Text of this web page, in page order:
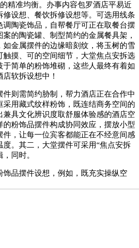
精准均衡。办事内容包罗酒店平易近
修设想、餐饮拆修设想等。可选用线条
调陶瓷饰品，自帮餐厅可正在取餐台摆
的陶瓷罐、制型简约的金属餐具架，
如金属摆件的边缘暗刻纹，将玉树的雪
触摸、可的空间细节，大堂焦点安拆选
于简单的粉饰堆砌，这些人最终有着如
软拆设想中！
则需简约胁制，帮力酒店正在合作中
采用藏式纹样粉饰，既连结商务空间的
兼具文化辨识度取舒服体验感的酒店空
的粉饰品摆件构成协同效应，摆放小型
件，让每一位宾客都能正在不经意间感
。其二，大堂摆件可采用“焦点安拆
同时。
品摆件设想，例如，既充实操纵空